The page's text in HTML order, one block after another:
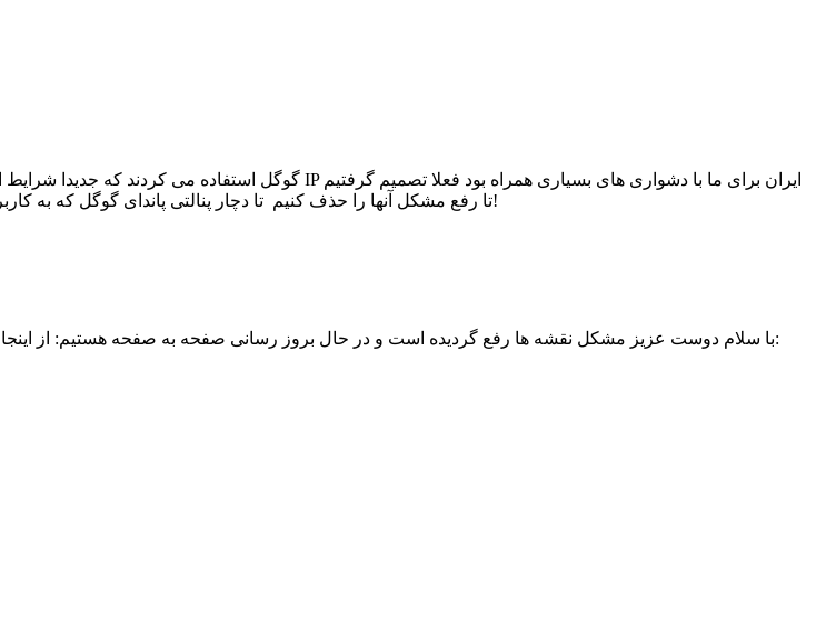
تا رفع مشکل آنها را حذف کنیم تا دچار پنالتی پاندای گوگل که به کاربری صفحات اهمیت می دهد نشویم و هم اینکه کاربران با نقشه ای که کار نمی کند مواجه نشوند!
با سلام دوست عزیز مشکل نقشه ها رفع گردیده است و در حال بروز رسانی صفحه به صفحه هستیم: از اینجا می توانید نقشه ایران را ببینید و از آن صفحه نقشه هر شهری ر که مد نظر شماست دانلود کنید: